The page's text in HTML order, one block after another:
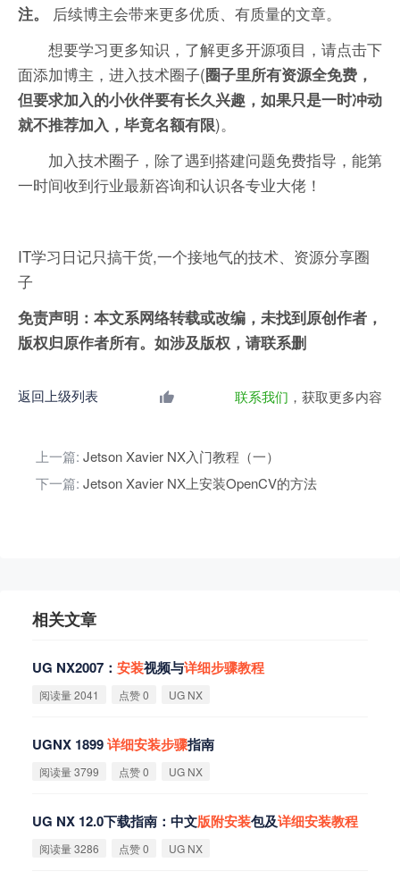
注。
后续博主会带来更多优质、有质量的文章。
想要学习更多知识，了解更多开源项目，请点击下
面添加博主，进入技术圈子(圈子里所有资源全免费，
但要求加入的小伙伴要有长久兴趣，如果只是一时冲动
就不推荐加入，毕竟名额有限)。
加入技术圈子，除了遇到搭建问题免费指导，能第
一时间收到行业最新咨询和认识各专业大佬！
IT学习日记只搞干货,一个接地气的技术、资源分享圈
子
免责声明：本文系网络转载或改编，未找到原创作者，
版权归原作者所有。如涉及版权，请联系删
返回上级列表 联系我们 ，获取更多内容
上一篇: Jetson Xavier NX入门教程（一）
下一篇: Jetson Xavier NX上安装OpenCV的方法
相关文章
UG NX2007： 安装视频与详细步骤教程
阅读量 2041 点赞 0 UG NX
UGNX 1899详细安装步骤指南
阅读量 3799 点赞 0 UG NX
UG NX 12.0下载指南：中文版附安装包及详细安装教程
阅读量 3286 点赞 0 UG NX